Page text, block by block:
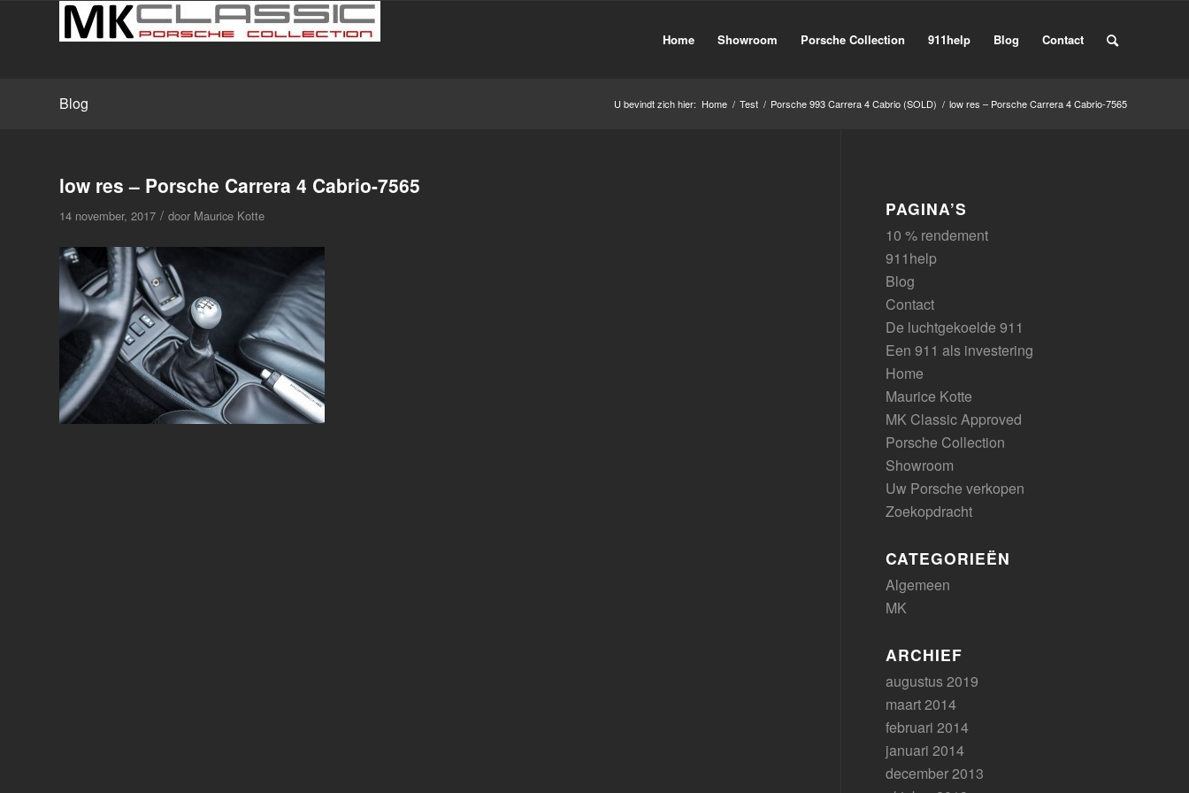
Home Showroom Porsche Collection 911help Blog Contact
Blog U bevindt zich hier: Home / Test / Porsche 993 Carrera 4 Cabrio (SOLD) / low res – Porsche Carrera 4 Cabrio-7565
low res – Porsche Carrera 4 Cabrio-7565
14 november, 2017 / door Maurice Kotte PAGINA’S
10 % rendement
911help
Blog
Contact
De luchtgekoelde 911
Een 911 als investering
Home
Maurice Kotte
MK Classic Approved
Porsche Collection
Showroom
Uw Porsche verkopen
Zoekopdracht
CATEGORIEËN
Algemeen
MK
ARCHIEF
augustus 2019
maart 2014
februari 2014
januari 2014
december 2013